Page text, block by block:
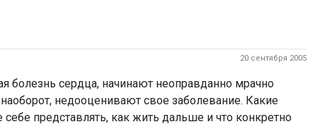
20 сентября 2005
болезнь сердца, начинают неоправданно мрачно
недооценивают свое заболевание. Какие
представлять, как жить дальше и что конкретно